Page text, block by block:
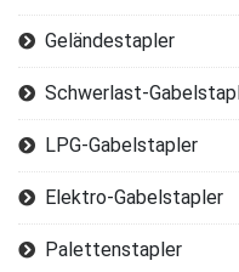
Geländestapler
Schwerlast-
LPG-Gabelstapler
Elektro-Gabelstapler
Palettenstapler